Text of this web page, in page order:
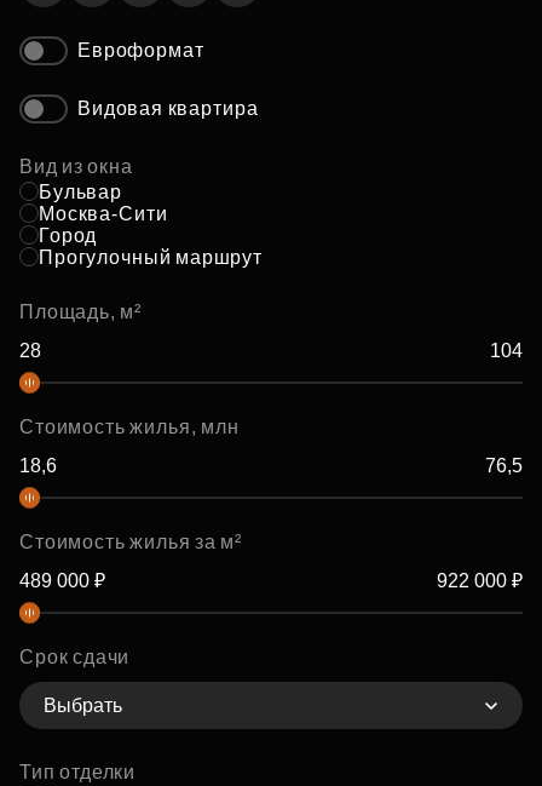
Евроформат
Видовая квартира
Вид из окна
Бульвар
Москва-Сити
Город
Прогулочный маршрут
Площадь, м²
Стоимость жилья, млн
Стоимость жилья за м²
Срок сдачи
Выбрать
Тип отделки